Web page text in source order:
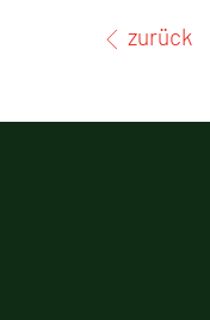
zurück